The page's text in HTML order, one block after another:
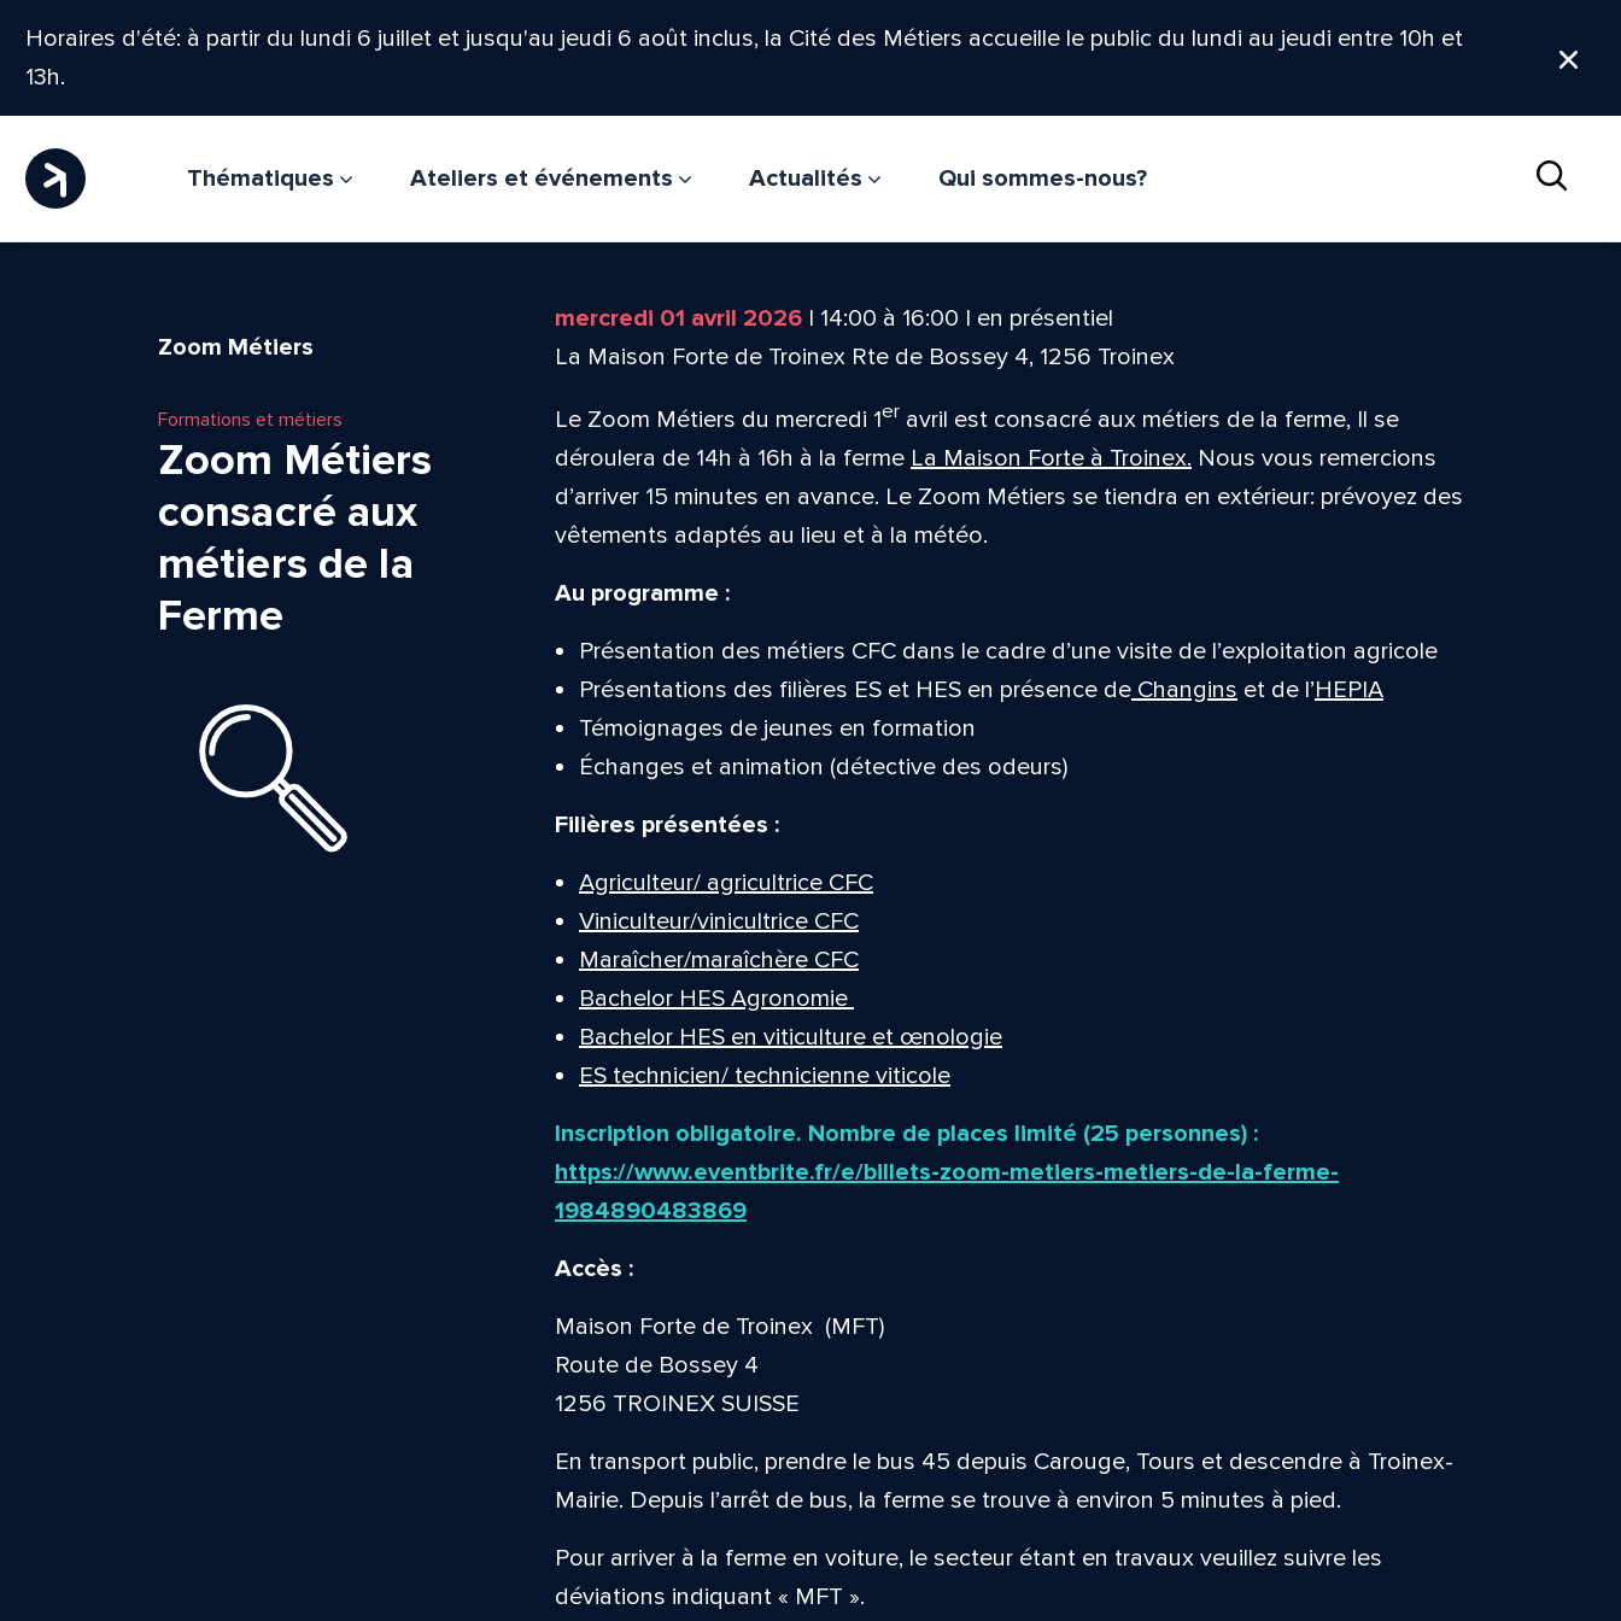
Horaires d'été: à partir du lundi 6 juillet et jusqu'au jeudi 6 août inclus, la Cité des Métiers accueille le public du lundi au jeudi entre 10h et
13h.
Thématiques Ateliers et événements Actualités
Qui sommes-nous?
Zoom Métiers
Formations et métiers
Zoom Métiers
consacré aux
métiers de la
Ferme
mercredi 01 avril 2026| 14:00 à 16:00 | en présentiel
La Maison Forte de Troinex Rte de Bossey 4, 1256 Troinex
Le Zoom Métiers du mercredi 1er avril est consacré aux métiers de la ferme, Il se
déroulera de 14h à 16h à la ferme La Maison Forte à Troinex. Nous vous remercions
d’arriver 15 minutes en avance. Le Zoom Métiers se tiendra en extérieur: prévoyez des
vêtements adaptés au lieu et à la météo.
Au programme :
Présentation des métiers CFC dans le cadre d’une visite de l’exploitation agricole
Présentations des filières ES et HES en présence deChangins et de l’HEPIA
Témoignages de jeunes en formation
Échanges et animation (détective des odeurs)
Filières présentées :
Agriculteur/ agricultrice CFC
Viniculteur/vinicultrice CFC
Maraîcher/maraîchère CFC
Bachelor HES Agronomie
Bachelor HES en viticulture et œnologie
ES technicien/ technicienne viticole
Inscription obligatoire. Nombre de places limité (25 personnes) :
https://www.eventbrite.fr/e/billets-zoom-metiers-metiers-de-la-ferme-
1984890483869
Accès :
Maison Forte de Troinex (MFT)
Route de Bossey 4
1256 TROINEX SUISSE
En transport public, prendre le bus 45 depuis Carouge, Tours et descendre à Troinex-
Mairie. Depuis l’arrêt de bus, la ferme se trouve à environ 5 minutes à pied.
Pour arriver à la ferme en voiture, le secteur étant en travaux veuillez suivre les
déviations indiquant « MFT ».